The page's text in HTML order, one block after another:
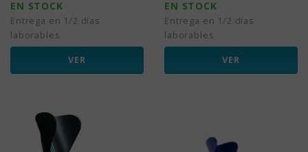
EN STOCK
Entrega en 1/2 días
laborables
VER
EN STOCK
Entrega en 1/2 días
laborables
VER